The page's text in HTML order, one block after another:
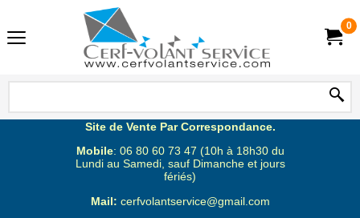
0
Site de Vente Par Correspondance.
Mobile: 06 80 60 73 47 (10h à 18h30 du
Lundi au Samedi, sauf Dimanche et jours
fériés)
Mail: cerfvolantservice@gmail.com